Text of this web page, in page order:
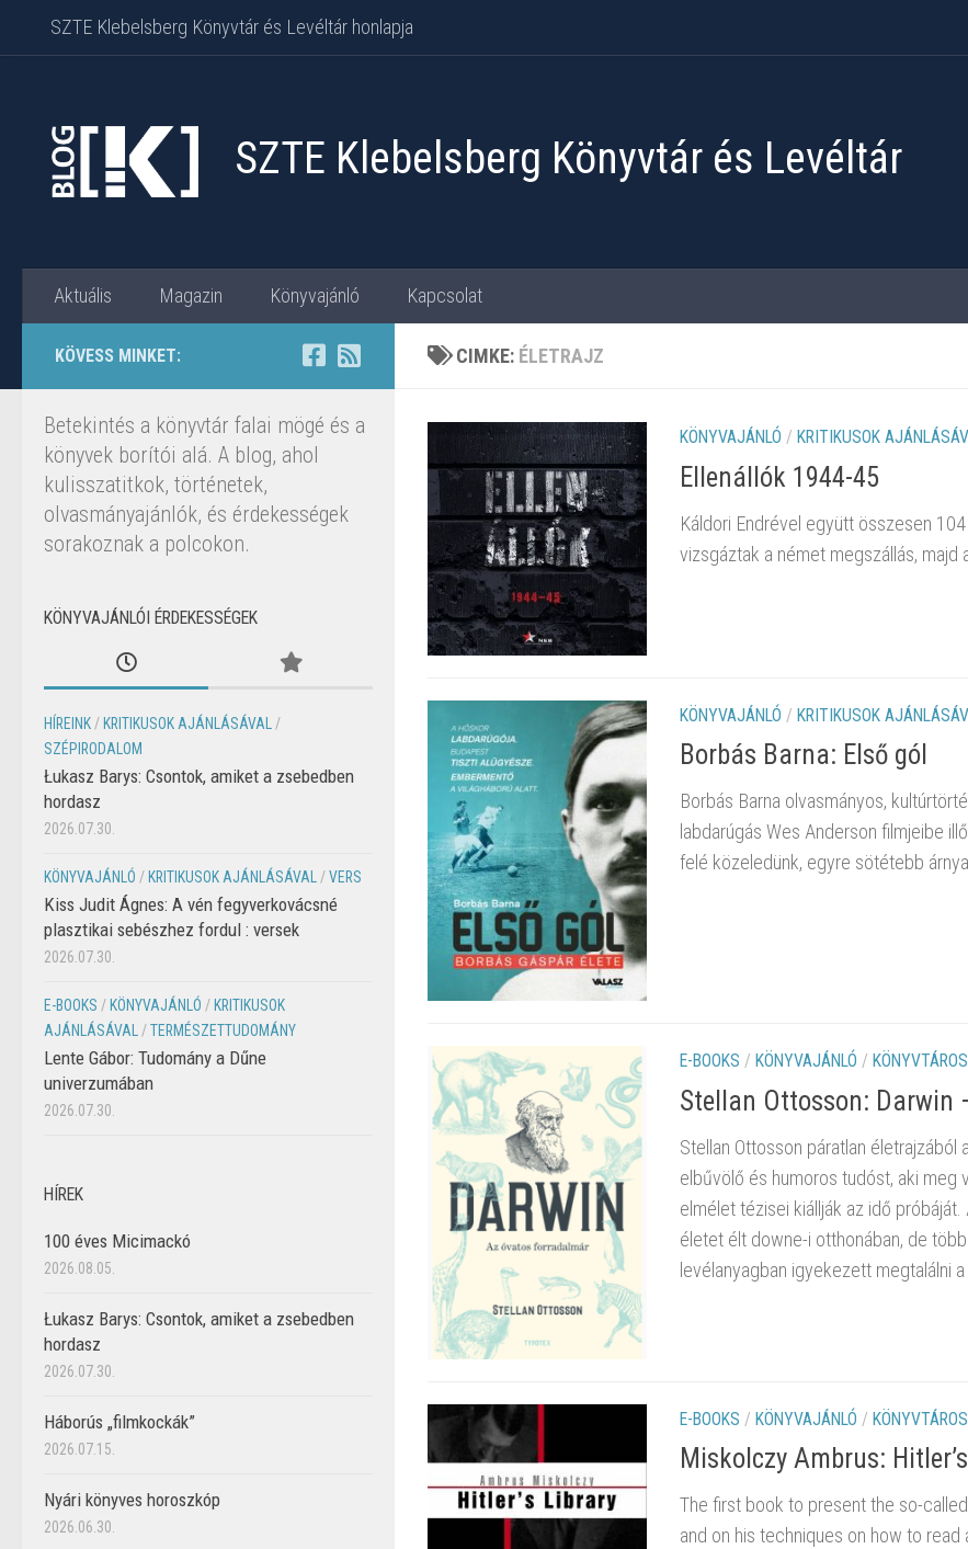
Skip to content
SZTE Klebelsberg Könyvtár és Levéltár honlapja
SZTE Klebelsberg Könyvtár és Levéltár
Aktuális Magazin Könyvajánló Kapcsolat
CIMKE: ÉLETRAJZ
KÖNYVAJÁNLÓ / KRITIKUSOK
Ellenállók 1944-45
Káldori Endrével együtt összesen
vizsgáztak a német megszállás, majd
KÖNYVAJÁNLÓ / KRITIKUSOK
Borbás Barna: Első gól
Borbás Barna olvasmányos,
labdarúgás Wes Anderson filmjeibe
felé közeledünk, egyre sötétebb
E-BOOKS / KÖNYVAJÁNLÓ /
Stellan Ottosson:
Stellan Ottosson páratlan
elbűvölő és humoros tudóst, aki meg
elmélet tézisei kiállják az idő
életet élt downe-i otthonában, de
levélanyagban igyekezett megtalálni
E-BOOKS / KÖNYVAJÁNLÓ /
Miskolczy Ambrus:
The first book to present the so-
and on his techniques on how to
KÖVESS MINKET:
Betekintés a könyvtár falai mögé és a
könyvek borítói alá. A blog, ahol
kulisszatitkok, történetek,
olvasmányajánlók, és érdekességek
sorakoznak a polcokon.
KÖNYVAJÁNLÓI ÉRDEKESSÉGEK
HÍREINK / KRITIKUSOK AJÁNLÁSÁVAL
/
SZÉPIRODALOM
Łukasz Barys: Csontok, amiket a zsebedben
hordasz
2026.07.30.
KÖNYVAJÁNLÓ / KRITIKUSOK AJÁNLÁSÁVAL /VERS
Kiss Judit Ágnes: A vén fegyverkovácsné
plasztikai sebészhez fordul : versek
2026.07.30.
E-BOOKS / KÖNYVAJÁNLÓ / KRITIKUSOK
AJÁNLÁSÁVAL
/TERMÉSZETTUDOMÁNY
Lente Gábor: Tudomány a Dűne
univerzumában
2026.07.30.
HÍREK
100 éves Micimackó
2026.08.05.
Łukasz Barys: Csontok, amiket a zsebedben
hordasz
2026.07.30.
Háborús „filmkockák”
2026.07.15.
Nyári könyves horoszkóp
2026.06.30.